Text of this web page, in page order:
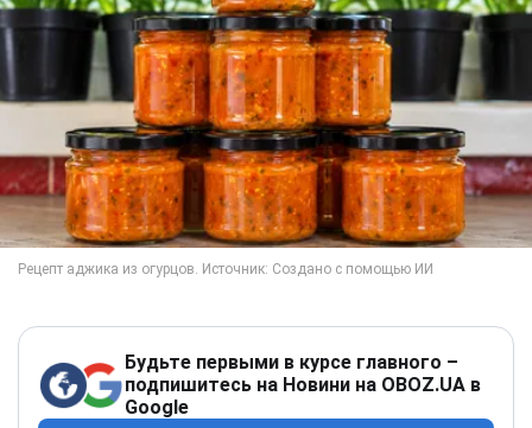
Будьте первыми в курсе главного –
подпишитесь на Новини на OBOZ.UA в
Google